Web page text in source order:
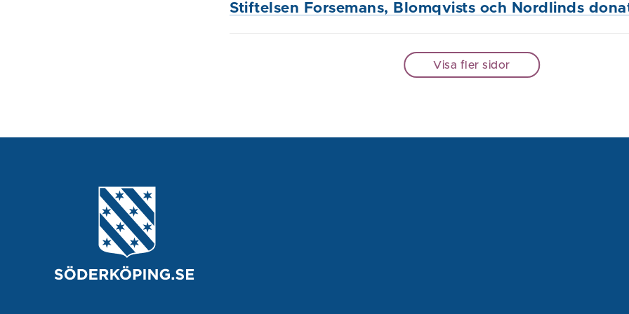
Stiftelsen Forsemans, Blomqvists och Nordlinds
Visa fler sidor